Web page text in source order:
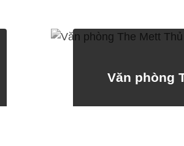
Văn phòng